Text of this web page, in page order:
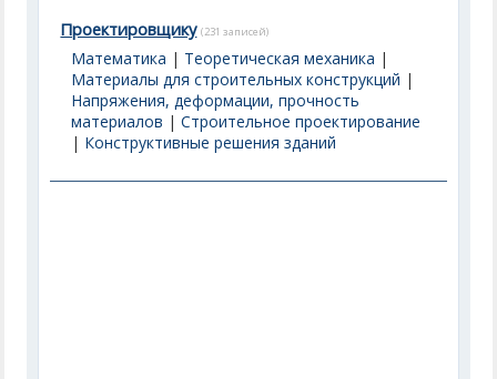
Проектировщику (231 записей)
Математика | Теоретическая механика |
Материалы для строительных конструкций |
Напряжения, деформации, прочность
материалов |Строительное проектирование
| Конструктивные решения зданий